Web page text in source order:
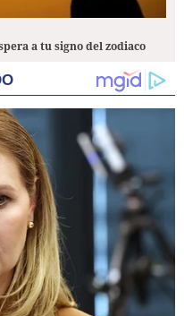
a tu signo del zodiaco